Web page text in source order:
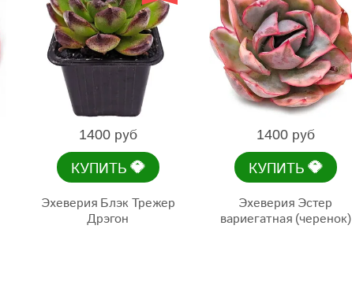
1400 руб
КУПИТЬ💎
Эхеверия Блэк Трежер
Дрэгон
1400 руб
КУПИТЬ💎
Эхеверия Эстер
вариегатная (черенок)